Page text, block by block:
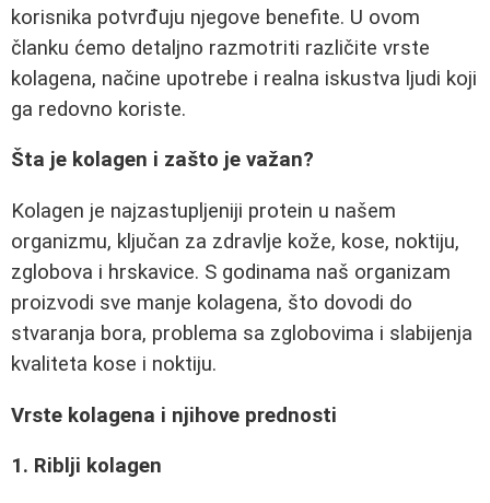
korisnika potvrđuju njegove benefite. U ovom
članku ćemo detaljno razmotriti različite vrste
kolagena, načine upotrebe i realna iskustva ljudi koji
ga redovno koriste.
Šta je kolagen i zašto je važan?
Kolagen je najzastupljeniji protein u našem
organizmu, ključan za zdravlje kože, kose, noktiju,
zglobova i hrskavice. S godinama naš organizam
proizvodi sve manje kolagena, što dovodi do
stvaranja bora, problema sa zglobovima i slabijenja
kvaliteta kose i noktiju.
Vrste kolagena i njihove prednosti
1. Riblji kolagen